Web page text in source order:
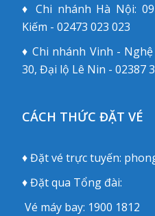
♦ Chi nhánh Hà Nội:
Kiếm - 02473 023 023
♦ Chi nhánh Vinh -
30, Đại lộ Lê Nin - 02387
CÁCH THỨC ĐẶT VÉ
♦ Đặt vé trực tuyến:
♦ Đặt qua Tổng đài:
Vé máy bay: 1900 1812